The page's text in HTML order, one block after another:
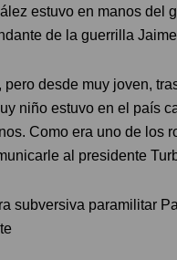
estuvo en manos del
de la guerrilla
desde muy joven,
niño estuvo en el país
Como era uno de los
al presidente
subversiva paramilitar